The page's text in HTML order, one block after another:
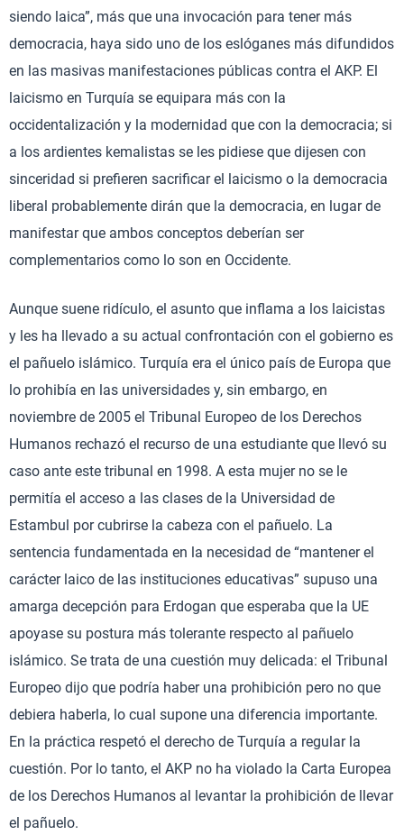
siendo laica”, más que una invocación para tener más
democracia, haya sido uno de los eslóganes más difundidos
en las masivas manifestaciones públicas contra el AKP. El
laicismo en Turquía se equipara más con la
occidentalización y la modernidad que con la democracia; si
a los ardientes kemalistas se les pidiese que dijesen con
sinceridad si prefieren sacrificar el laicismo o la democracia
liberal probablemente dirán que la democracia, en lugar de
manifestar que ambos conceptos deberían ser
complementarios como lo son en Occidente.
Aunque suene ridículo, el asunto que inflama a los laicistas
y les ha llevado a su actual confrontación con el gobierno es
el pañuelo islámico. Turquía era el único país de Europa que
lo prohibía en las universidades y, sin embargo, en
noviembre de 2005 el Tribunal Europeo de los Derechos
Humanos rechazó el recurso de una estudiante que llevó su
caso ante este tribunal en 1998. A esta mujer no se le
permitía el acceso a las clases de la Universidad de
Estambul por cubrirse la cabeza con el pañuelo. La
sentencia fundamentada en la necesidad de “mantener el
carácter laico de las instituciones educativas” supuso una
amarga decepción para Erdogan que esperaba que la UE
apoyase su postura más tolerante respecto al pañuelo
islámico. Se trata de una cuestión muy delicada: el Tribunal
Europeo dijo que podría haber una prohibición pero no que
debiera haberla, lo cual supone una diferencia importante.
En la práctica respetó el derecho de Turquía a regular la
cuestión. Por lo tanto, el AKP no ha violado la Carta Europea
de los Derechos Humanos al levantar la prohibición de llevar
el pañuelo.